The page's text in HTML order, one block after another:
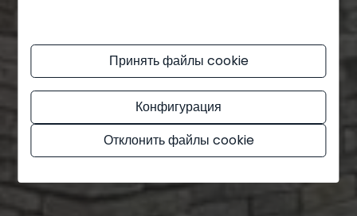
Принять файлы cookie
Конфигурация
Отклонить файлы cookie